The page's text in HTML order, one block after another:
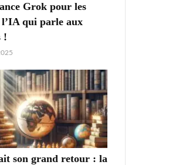
Grok pour les
qui parle aux
!
son grand retour : la